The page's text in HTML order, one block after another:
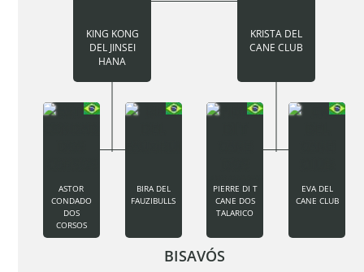
KING KONG
DEL JINSEI
HANA
KRISTA DEL
CANE CLUB
ASTOR
CONDADO
DOS
CORSOS
BIRA DEL
FAUZIBULLS
PIERRE DI T
CANE DOS
TALARICO
EVA DEL
CANE CLUB
BISAVÓS